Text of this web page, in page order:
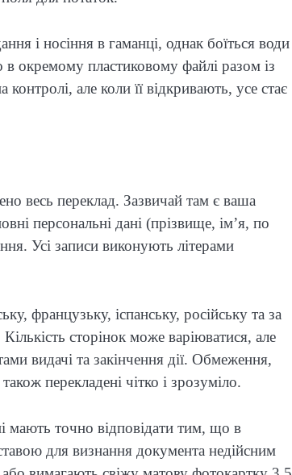
і носіння в гаманці, однак боїться води
в окремому пластиковому файлі разом із
але коли її відкривають, усе стає
весь переклад. Зазвичай там є ваша
персональні дані (прізвище, ім’я, по
Усі записи виконують літерами
французьку, іспанську, російську та за
сторінок може варіюватися, але
видачі та закінчення дії. Обмеження,
перекладені чітко і зрозуміло.
мають точно відповідати тим, що в
для визнання документа недійсним